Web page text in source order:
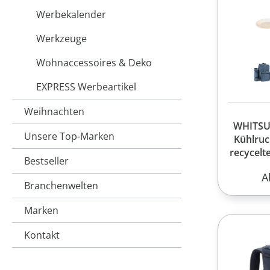
Werbekalender
Werkzeuge
Wohnaccessoires & Deko
EXPRESS Werbeartikel
Weihnachten
Unsere Top-Marken
Bestseller
Branchenwelten
Marken
Kontakt